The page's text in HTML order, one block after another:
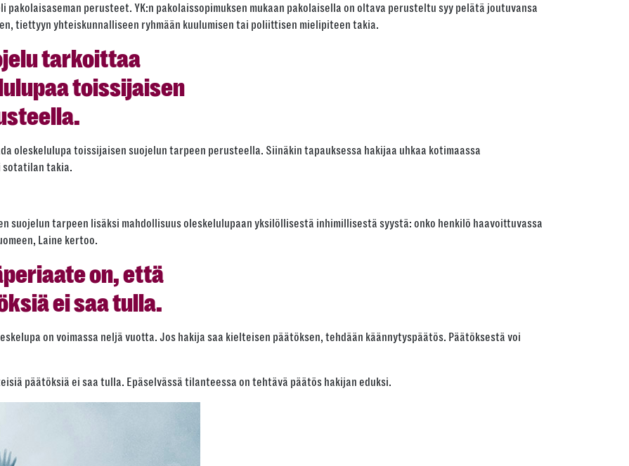
perusteet. YK:n pakolaissopimuksen mukaan pakolaisella on oltava perusteltu syy pelätä joutuvansa
tiettyyn yhteiskunnalliseen ryhmään kuulumisen tai poliittisen mielipiteen takia.
tarkoittaa
toissijaisen
oleskelulupa toissijaisen suojelun tarpeen perusteella. Siinäkin tapauksessa hakijaa uhkaa kotimaassa
sotatilan takia.
suojelun tarpeen lisäksi mahdollisuus oleskelulupaan yksilöllisestä inhimillisestä syystä: onko henkilö haavoittuvassa
Laine kertoo.
on, että
ei saa tulla.
on voimassa neljä vuotta. Jos hakija saa kielteisen päätöksen, tehdään käännytyspäätös. Päätöksestä voi
päätöksiä ei saa tulla. Epäselvässä tilanteessa on tehtävä päätös hakijan eduksi.